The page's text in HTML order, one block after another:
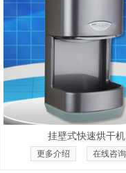
挂壁式快速烘干机
更多介绍 在线咨询